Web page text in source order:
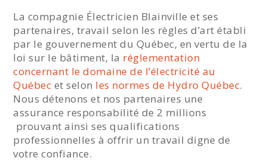
La compagnie Électricien Blainville et ses
partenaires, travail selon les règles d’art établi
par le gouvernement du Québec, en vertu de la
loi sur le bâtiment, la réglementation
concernant le domaine de l’électricité au
Québec et selon les normes de Hydro Québec.
Nous détenons et nos partenaires une
assurance responsabilité de 2 millions
prouvant ainsi ses qualifications
professionnelles à offrir un travail digne de
votre confiance.